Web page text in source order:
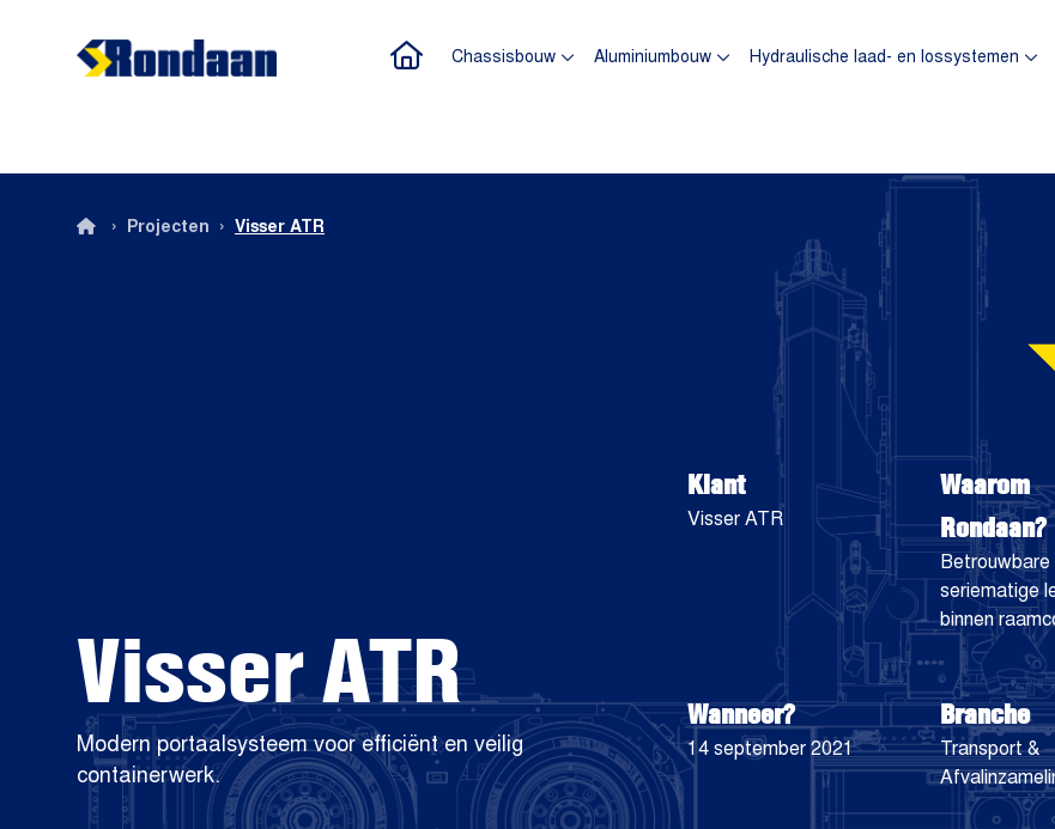
Naar de homepagina
Chassisbouw Aluminiumbouw Hydraulische laad- en lossystemen
Visser ATR
Modern portaalsysteem voor efficiënt en veilig
containerwerk.
› Projecten › Visser ATR
Klant
Visser ATR
Waarom
Rondaan?
Betrouwbare
seriematige
binnen
Wanneer?
14 september 2021
Branche
Transport &